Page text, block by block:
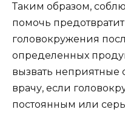
Таким образом,
помочь
головокружения
определенных
вызвать неприятные
врачу, если
постоянным или